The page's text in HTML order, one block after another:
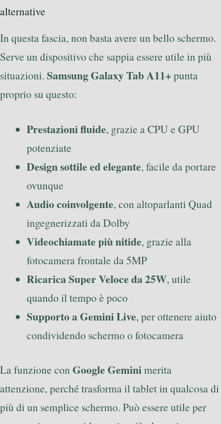
alternative
In questa fascia, non basta avere un bello schermo.
Serve un dispositivo che sappia essere utile in più
situazioni. Samsung Galaxy Tab A11+punta
proprio su questo:
Prestazioni fluide, grazie a CPU e GPU
potenziate
Design sottile ed elegante, facile da portare
ovunque
Audio coinvolgente, con altoparlanti Quad
ingegnerizzati da Dolby
Videochiamate più nitide, grazie alla
fotocamera frontale da 5MP
Ricarica Super Veloce da 25W, utile
quando il tempo è poco
Supporto a Gemini Live, per ottenere aiuto
condividendo schermo o fotocamera
La funzione conGoogle Geminimerita
attenzione, perché trasforma il tablet in qualcosa di
più di un semplice schermo. Può essere utile per